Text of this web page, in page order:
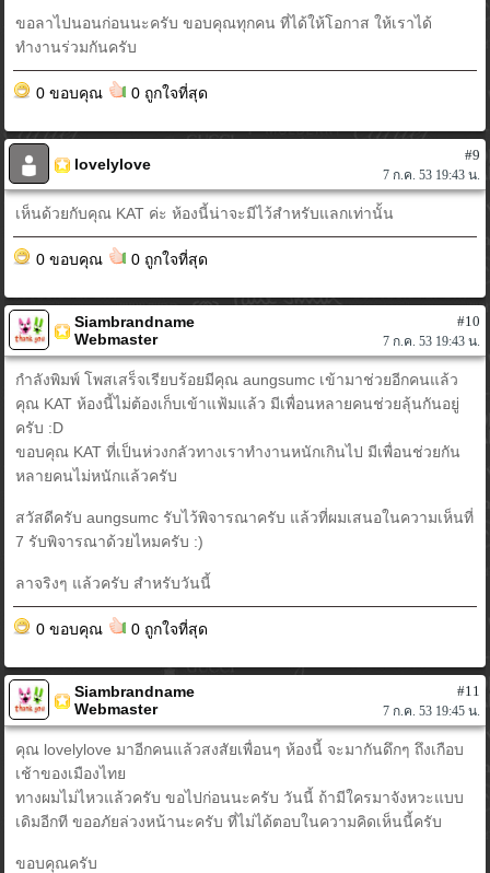
ขอลาไปนอนก่อนนะครับ ขอบคุณทุกคน ที่ได้ให้โอกาส ให้เราได้
ทำงานร่วมกันครับ
0 ขอบคุณ 0 ถูกใจที่สุด
lovelylove
#9
7 ก.ค. 53 19:43 น.
เห็นด้วยกับคุณ KAT ค่ะ ห้องนี้น่าจะมีไว้สำหรับแลกเท่านั้น
0 ขอบคุณ 0 ถูกใจที่สุด
Siambrandname
Webmaster
#10
7 ก.ค. 53 19:43 น.
กำลังพิมพ์ โพสเสร็จเรียบร้อยมีคุณ aungsumc เข้ามาช่วยอีกคนแล้ว
คุณ KAT ห้องนี้ไม่ต้องเก็บเข้าแฟ้มแล้ว มีเพื่อนหลายคนช่วยลุ้นกันอยู่
ครับ :D
ขอบคุณ KAT ที่เป็นห่วงกลัวทางเราทำงานหนักเกินไป มีเพื่อนช่วยกัน
หลายคนไม่หนักแล้วครับ
สวัสดีครับ aungsumc รับไว้พิจารณาครับ แล้วที่ผมเสนอในความเห็นที่
7 รับพิจารณาด้วยไหมครับ :)
ลาจริงๆ แล้วครับ สำหรับวันนี้
0 ขอบคุณ 0 ถูกใจที่สุด
Siambrandname
Webmaster
#11
7 ก.ค. 53 19:45 น.
คุณ lovelylove มาอีกคนแล้วสงสัยเพื่อนๆ ห้องนี้ จะมากันดึกๆ ถึงเกือบ
เช้าของเมืองไทย
ทางผมไม่ไหวแล้วครับ ขอไปก่อนนะครับ วันนี้ ถ้ามีใครมาจังหวะแบบ
เดิมอีกที ขออภัยล่วงหน้านะครับ ที่ไม่ได้ตอบในความคิดเห็นนี้ครับ
ขอบคุณครับ